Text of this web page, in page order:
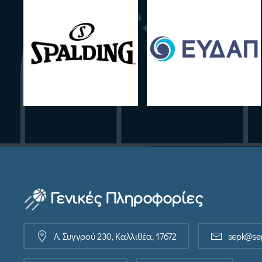
Γενικές Πληροφορίες
Λ. Συγγρού 230, Καλλιθέα, 17672